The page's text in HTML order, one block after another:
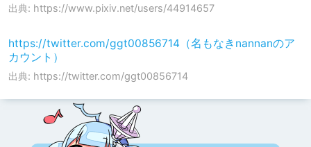
出典: https://www.pixiv.net/users/44914657
https://twitter.com/ggt00856714（名もなきnannanのア
カウント）
出典: https://twitter.com/ggt00856714